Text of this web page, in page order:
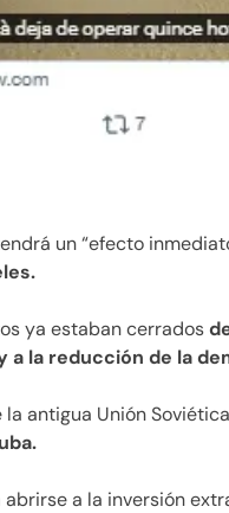
un “efecto
ya estaban cerrados
a la reducción de la
antigua Unión
abrirse a la inversión